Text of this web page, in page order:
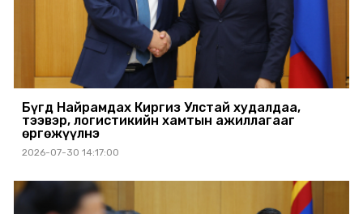
Бүгд Найрамдах Киргиз Улстай худалдаа,
тээвэр, логистикийн хамтын ажиллагааг
өргөжүүлнэ
2026-07-30 14:17:00